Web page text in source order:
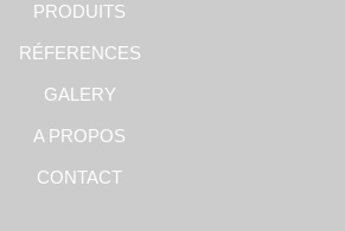
PRODUITS
RÉFERENCES
GALERY
A PROPOS
CONTACT